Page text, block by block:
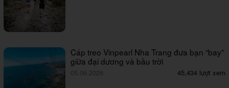
Cáp treo Vinpearl Nha Trang đưa bạn “bay”
giữa đại dương và bầu trời
05.06.2026 45,434 lượt xem